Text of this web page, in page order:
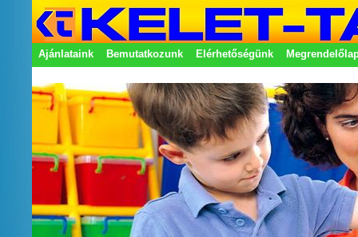
Ajánlataink Bemutatkozunk Elérhetőségünk